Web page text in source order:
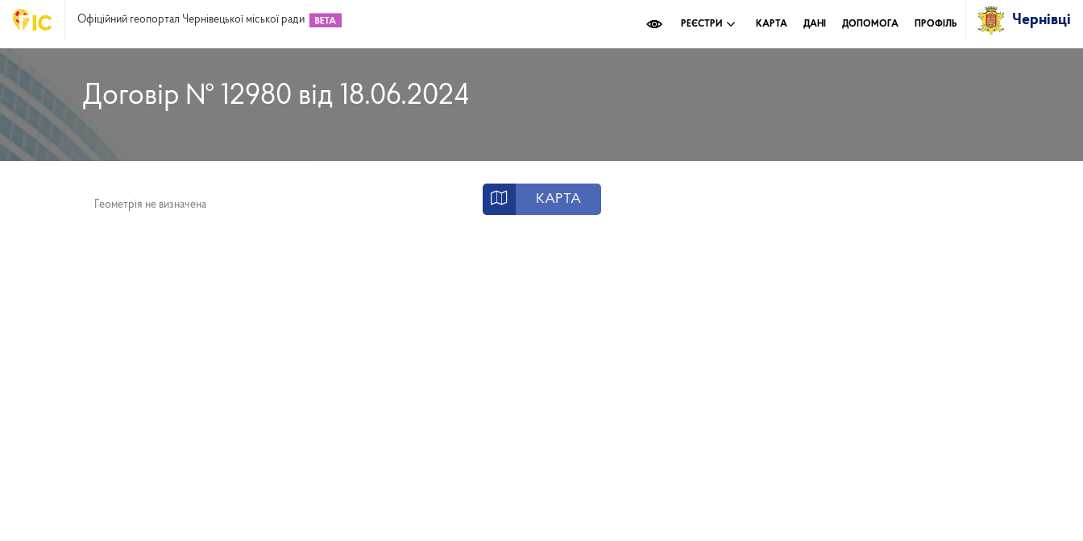
Офіційний геопортал Чернівецької міської ради РЕЄСТРИ КАРТА ДАНІ ДОПОМОГА ПРОФІЛЬ Чернівці
Договір № 12980 від 18.06.2024
КАРТА
Геометрія не визначена